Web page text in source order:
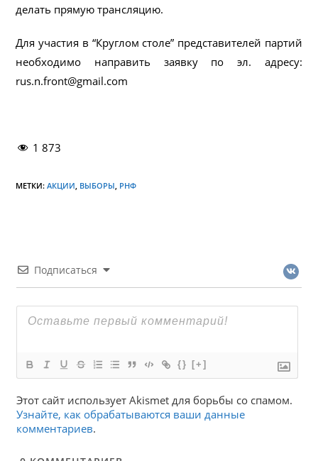
делать прямую трансляцию.
Для участия в “Круглом столе” представителей партий
необходимо направить заявку по эл. адресу:
rus.n.front@gmail.com
1 873
МЕТКИ:АКЦИИ ВЫБОРЫ РНФ
Подписаться
{} [+]
Этот сайт использует Akismet для борьбы со спамом.
Узнайте, как обрабатываются ваши данные
комментариев.